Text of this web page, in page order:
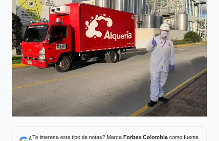
¿Te interesa este tipo de notas? Marca Forbes Colombiacomo fuente